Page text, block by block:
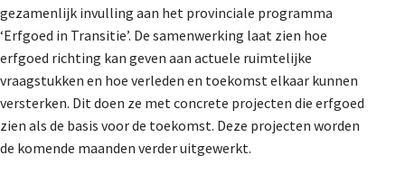
gezamenlijk invulling aan het provinciale programma
‘Erfgoed in Transitie’. De samenwerking laat zien hoe
erfgoed richting kan geven aan actuele ruimtelijke
vraagstukken en hoe verleden en toekomst elkaar kunnen
versterken. Dit doen ze met concrete projecten die erfgoed
zien als de basis voor de toekomst. Deze projecten worden
de komende maanden verder uitgewerkt.